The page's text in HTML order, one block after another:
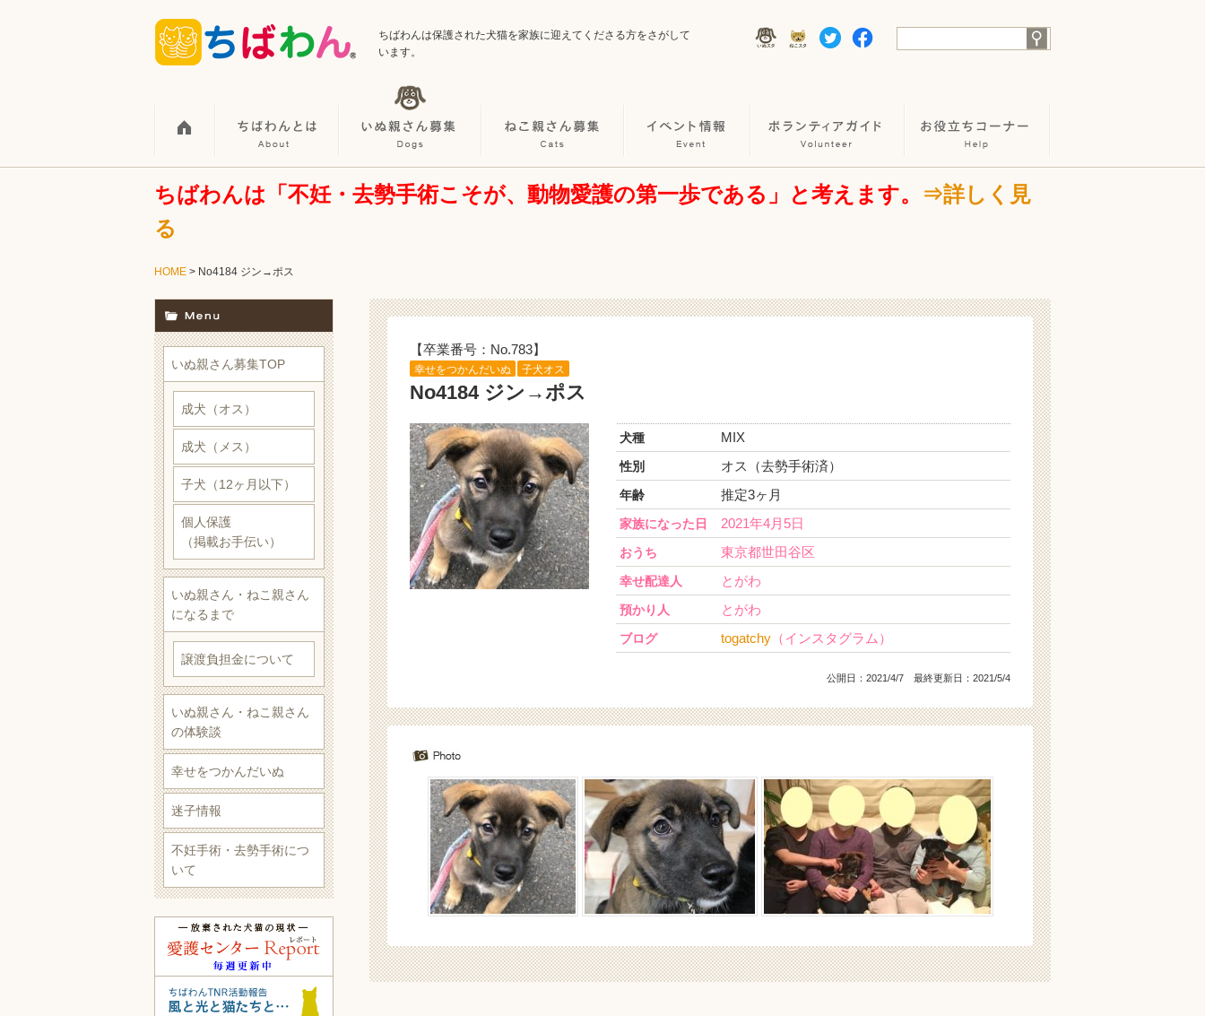
ちばわんは保護された犬猫を家族に迎えてくださる方をさがして
います。
ちばわんは「不妊・去勢手術こそが、動物愛護の第一歩である」と考えます。
⇒詳しく見
る
HOME > No4184 ジン→ポス
【卒業番号：No.783】
幸せをつかんだいぬ 子犬オス
No4184 ジン→ポス
犬種 MIX
性別 オス（去勢手術済）
年齢 推定3ヶ月
家族になった日 2021年4月5日
おうち 東京都世田谷区
幸せ配達人 とがわ
預かり人 とがわ
ブログ togatchy （インスタグラム）
公開日： 2021/4/7 最終更新日：2021/5/4
いぬ親さん募集TOP
成犬（オス）
成犬（メス）
子犬（12ヶ月以下）
個人保護
（掲載お手伝い）
いぬ親さん・ねこ親さん
になるまで
譲渡負担金について
いぬ親さん・ねこ親さん
の体験談
幸せをつかんだいぬ
迷子情報
不妊手術・去勢手術につ
いて